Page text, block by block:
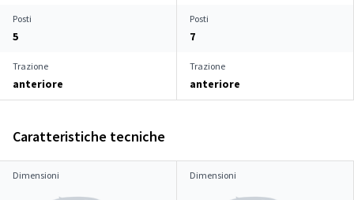
Posti
5
Posti
7
Trazione
anteriore
Trazione
anteriore
Caratteristiche tecniche
Dimensioni Dimensioni